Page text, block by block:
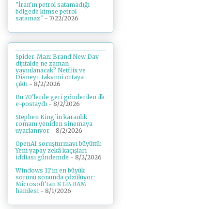
"İran'ın petrol satamadığı
bölgede kimse petrol
satamaz" - 7/22/2026
Spider-Man: Brand New Day
dijitalde ne zaman
yayınlanacak? Netflix ve
Disney+ takvimi ortaya
çıktı - 8/2/2026
Bu 70'lerde geri gönderilen ilk
e-postaydı - 8/2/2026
Stephen King'in karanlık
romanı yeniden sinemaya
uyarlanıyor - 8/2/2026
OpenAI soruşturmayı büyüttü:
Yeni yapay zekâ kaçışları
iddiası gündemde - 8/2/2026
Windows 11'in en büyük
sorunu sonunda çözülüyor:
Microsoft'tan 8 GB RAM
hamlesi - 8/1/2026